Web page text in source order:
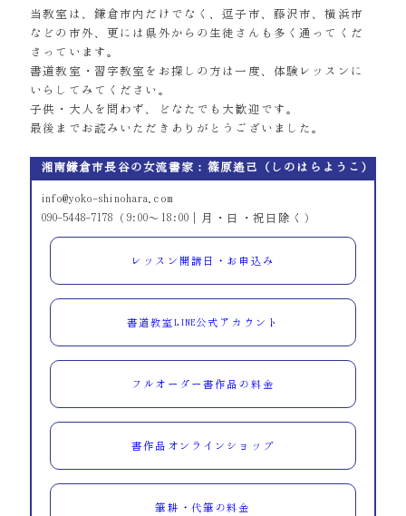
当教室は、鎌倉市内だけでなく、逗子市、藤沢市、横浜市
などの市外、更には県外からの生徒さんも多く通ってくだ
さっています。
書道教室・習字教室をお探しの方は一度、体験レッスンに
いらしてみてください。
子供・大人を問わず、どなたでも大歓迎です。
最後までお読みいただきありがとうございました。
湘南鎌倉市長谷の女流書家：篠原遙己（しのはらようこ）
info@yoko-shinohara.com
090-5448-7178（9:00～18:00｜月・日・祝日除く）
レッスン開講日・お申込み
書道教室LINE公式アカウント
フルオーダー書作品の料金
書作品オンラインショップ
筆耕・代筆の料金